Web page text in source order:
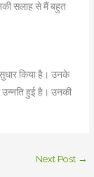
सलाह से मैं बहुत
किया है। उनके
उन्नति हुई है। उनकी
Next Post →